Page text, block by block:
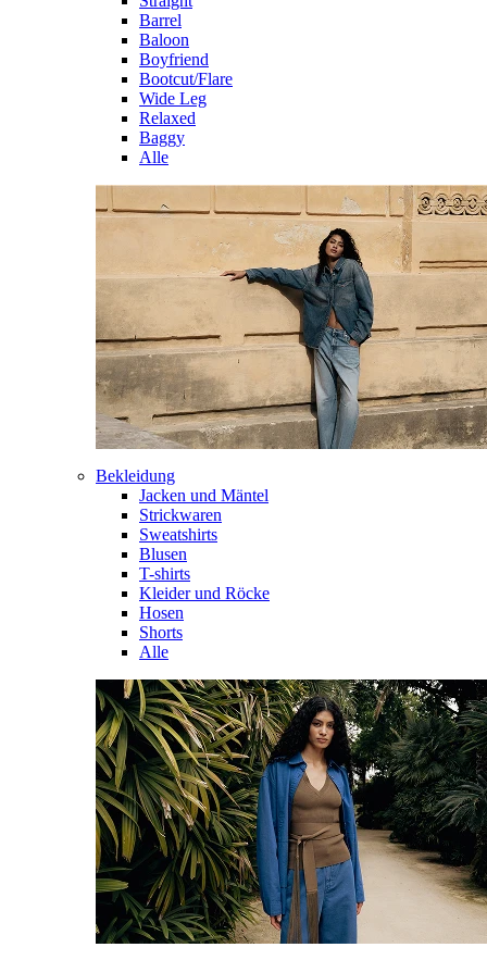
Barrel
Baloon
Boyfriend
Bootcut/Flare
Wide Leg
Relaxed
Baggy
Alle
Bekleidung
Jacken und Mäntel
Strickwaren
Sweatshirts
Blusen
T-shirts
Kleider und Röcke
Hosen
Shorts
Alle